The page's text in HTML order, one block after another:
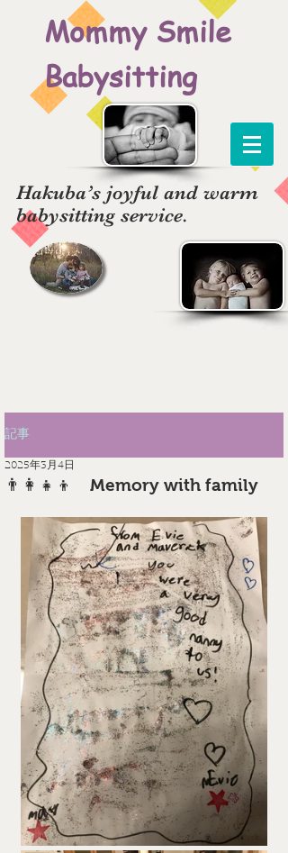
Mommy Smile
Babysitting
Hakuba’s joyful and warm
babysitting service.
記事
👨‍👩‍👧‍👦 Memory with family
2025年3月4日